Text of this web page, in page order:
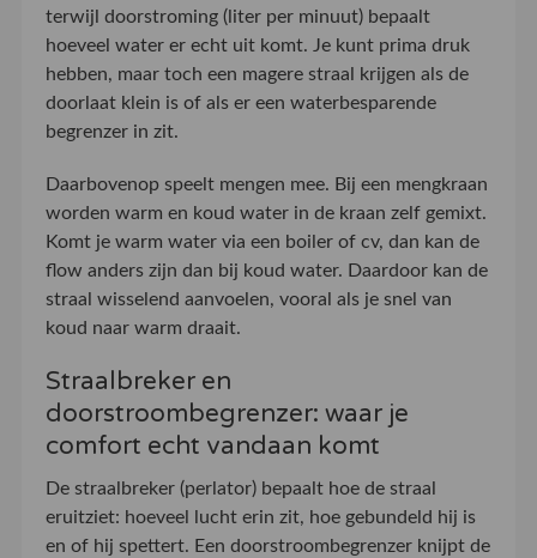
terwijl doorstroming (liter per minuut) bepaalt
hoeveel water er echt uit komt. Je kunt prima druk
hebben, maar toch een magere straal krijgen als de
doorlaat klein is of als er een waterbesparende
begrenzer in zit.
Daarbovenop speelt mengen mee. Bij een mengkraan
worden warm en koud water in de kraan zelf gemixt.
Komt je warm water via een boiler of cv, dan kan de
flow anders zijn dan bij koud water. Daardoor kan de
straal wisselend aanvoelen, vooral als je snel van
koud naar warm draait.
Straalbreker en
doorstroombegrenzer: waar je
comfort echt vandaan komt
De straalbreker (perlator) bepaalt hoe de straal
eruitziet: hoeveel lucht erin zit, hoe gebundeld hij is
en of hij spettert. Een doorstroombegrenzer knijpt de